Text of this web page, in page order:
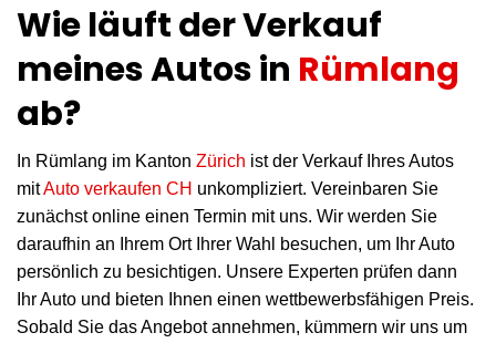
Wie läuft der Verkauf
meines Autos in Rümlang
ab?
In Rümlang im Kanton Zürich ist der Verkauf Ihres Autos
mitAuto verkaufen CH unkompliziert. Vereinbaren Sie
zunächst online einen Termin mit uns. Wir werden Sie
daraufhin an Ihrem Ort Ihrer Wahl besuchen, um Ihr Auto
persönlich zu besichtigen. Unsere Experten prüfen dann
Ihr Auto und bieten Ihnen einen wettbewerbsfähigen Preis.
Sobald Sie das Angebot annehmen, kümmern wir uns um